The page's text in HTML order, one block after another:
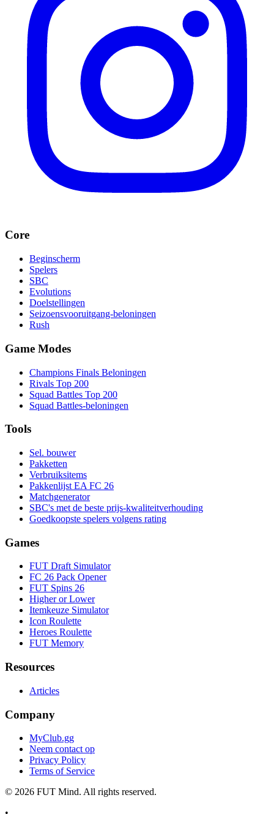
Core
Beginscherm
Spelers
SBC
Evolutions
Doelstellingen
Seizoensvooruitgang-beloningen
Rush
Game Modes
Champions Finals Beloningen
Rivals Top 200
Squad Battles Top 200
Squad Battles-beloningen
Tools
Sel. bouwer
Pakketten
Verbruiksitems
Pakkenlijst EA FC 26
Matchgenerator
SBC's met de beste prijs-kwaliteitverhouding
Goedkoopste spelers volgens rating
Games
FUT Draft Simulator
FC 26 Pack Opener
FUT Spins 26
Higher or Lower
Itemkeuze Simulator
Icon Roulette
Heroes Roulette
FUT Memory
Resources
Articles
Company
MyClub.gg
Neem contact op
Privacy Policy
Terms of Service
© 2026 FUT Mind. All rights reserved.